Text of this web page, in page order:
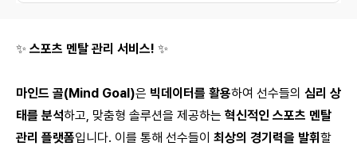
✨ 스포츠 멘탈 관리 서비스! ✨
마인드 골(Mind Goal)은 빅데이터를 활용하여 선수들의 심리 상
태를 분석하고, 맞춤형 솔루션을 제공하는 혁신적인 스포츠 멘탈
관리 플랫폼입니다. 이를 통해 선수들이 최상의 경기력을 발휘 할